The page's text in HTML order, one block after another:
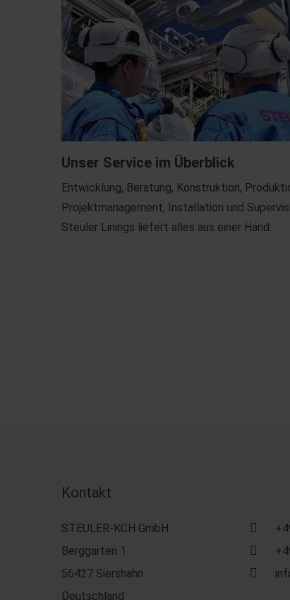
Unser Service im Überblick
Entwicklung, Beratung, Konstruktion,
Projektmanagement, Installation und
Steuler Linings liefert alles aus einer Hand.
Kontakt
STEULER-KCH GmbH
Berggarten 1
56427 Siershahn
Deutschland